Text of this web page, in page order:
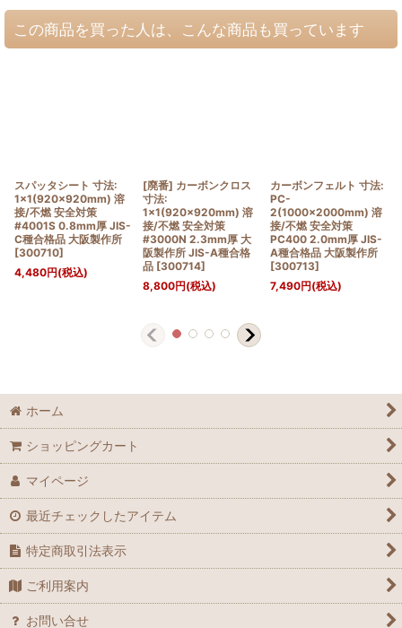
この商品を買った人は、こんな商品も買っています
スパッタシート 寸法:
1×1(920×920mm) 溶
接/不燃 安全対策
#4001S 0.8mm厚 JIS-
C種合格品 大阪製作所
[300710]
4,480円(税込)
[廃番] カーボンクロス
寸法:
1×1(920×920mm) 溶
接/不燃 安全対策
#3000N 2.3mm厚 大
阪製作所 JIS-A種合格
品 [300714]
8,800円(税込)
カーボンフェルト 寸法:
PC-
2(1000×2000mm) 溶
接/不燃 安全対策
PC400 2.0mm厚 JIS-
A種合格品 大阪製作所
[300713]
7,490円(税込)
ホーム
ショッピングカート
マイページ
最近チェックしたアイテム
特定商取引法表示
ご利用案内
お問い合せ